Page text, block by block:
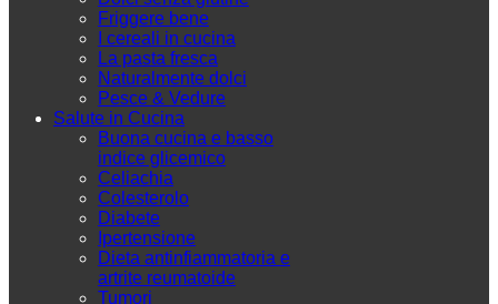
Friggere bene
I cereali in cucina
La pasta fresca
Naturalmente dolci
Pesce & Vedure
Salute in Cucina
Buona cucina e basso
indice glicemico
Celiachia
Colesterolo
Diabete
Ipertensione
Dieta antinfiammatoria e
artrite reumatoide
Tumori